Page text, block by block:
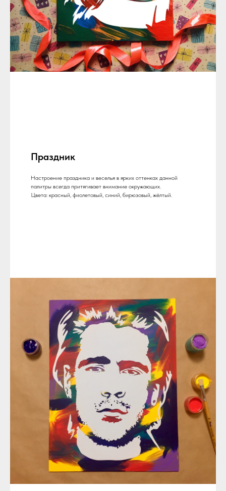
Праздник
Настроение праздника и веселья в ярких оттенках данной
палитры всегда притягивает внимание окружающих.
Цвета: красный, фиолетовый, синий, бирюзовый, жёлтый.